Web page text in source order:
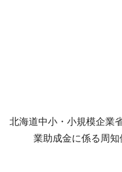
北海道中小・小規模企業
業助成金に係る周知